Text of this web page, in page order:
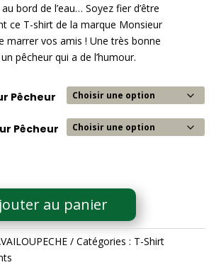
bord de l’eau… Soyez fier d’être
ce T-shirt de la marque Monsieur
marrer vos amis ! Une très bonne
pêcheur qui a de l’humour.
Pêcheur
Pêcheur
au panier
Catégories : T-Shirt